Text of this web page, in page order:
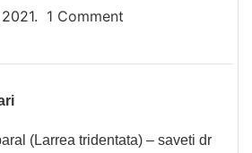
1 Comment
(Larrea tridentata) – saveti dr